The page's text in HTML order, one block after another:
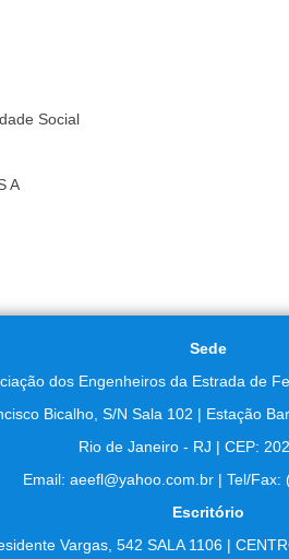
Social
A
Sede
dos Engenheiros da Estrada de
Bicalho, S/N Sala 102 | Estação
Rio de Janeiro - RJ | CEP:
Email: aeefl@yahoo.com.br | Tel/Fax:
Escritório
Vargas, 542 SALA 1106 |